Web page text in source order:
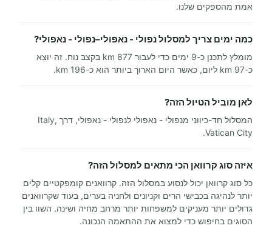
אמת מהספקים שלנו.
כמה ימים צריך למסלול נפולי - נאפולי–נפולי - נאפולי?
מומלץ לתכנן כ-9 ימים כדי לעבור 877 km בקצב נוח. זה יוצא
כ-97 km ליום, כאשר היום הארוך ביותר הוא כ-196 km.
לאן מוביל הטיול הזה?
המסלול חד-כיווני מנפולי - נאפולי לנפולי - נאפולי, דרך Italy,
Vatican City.
איזה סוג קרוואן הכי מתאים למסלול הזה?
כל סוג קרוואן יכול לנסוע במסלול הזה. קרוואנים קומפקטיים קלים
יותר לנהיגה בכבישי הרים וקניונים ולחניה בערים, בעוד שקרוואנים
גדולים יותר מעניקים למשפחות יותר מרחב מחיה ושינה. השוו בין
הסוגים בחיפוש כדי למצוא את ההתאמה הנכונה.